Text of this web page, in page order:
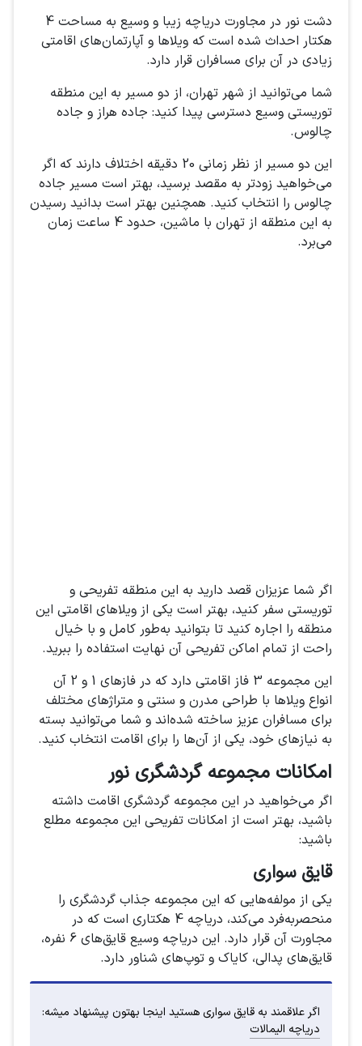
دشت نور در مجاورت دریاچه زیبا و وسیع به مساحت 4
هکتار احداث شده است که ویلاها و آپارتمان‌های اقامتی
زیادی در آن برای مسافران قرار دارد.
شما می‌توانید از شهر تهران، از دو مسیر به این منطقه
توریستی وسیع دسترسی پیدا کنید: جاده هراز و جاده
چالوس.
این دو مسیر از نظر زمانی 20 دقیقه اختلاف دارند که اگر
می‌خواهید زودتر به مقصد برسید، بهتر است مسیر جاده
چالوس را انتخاب کنید. همچنین بهتر است بدانید رسیدن
به این منطقه از تهران با ماشین، حدود 4 ساعت زمان
می‌برد.
اگر شما عزیزان قصد دارید به این منطقه تفریحی و
توریستی سفر کنید، بهتر است یکی از ویلاهای اقامتی این
منطقه را اجاره کنید تا بتوانید به‌طور کامل و با خیال
راحت از تمام اماکن تفریحی آن نهایت استفاده را ببرید.
این مجموعه 3 فاز اقامتی دارد که در فازهای 1 و 2 آن
انواع ویلاها با طراحی مدرن و سنتی و متراژهای مختلف
برای مسافران عزیز ساخته شده‌اند و شما می‌توانید بسته
به نیازهای خود، یکی از آن‌ها را برای اقامت انتخاب کنید.
امکانات مجموعه گردشگری نور
اگر می‌خواهید در این مجموعه گردشگری اقامت داشته
باشید، بهتر است از امکانات تفریحی این مجموعه مطلع
باشید:
قایق سواری
یکی از مولفه‌هایی که این مجموعه جذاب گردشگری را
منحصربه‌فرد می‌کند، دریاچه 4 هکتاری است که در
مجاورت آن قرار دارد. این دریاچه وسیع قایق‌های 6 نفره،
قایق‌های پدالی، کایاک و توپ‌های شناور دارد.
اگر علاقمند به قایق سواری هستید اینجا بهتون پیشنهاد میشه:
دریاچه الیمالات